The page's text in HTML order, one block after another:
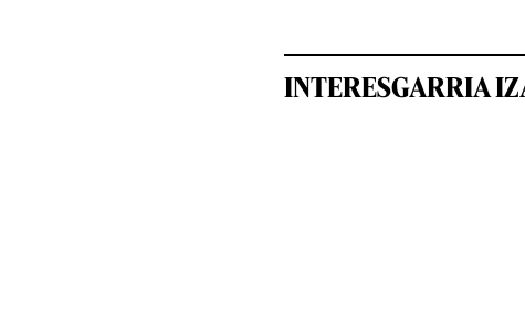
INTERESGARRIA